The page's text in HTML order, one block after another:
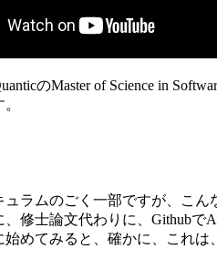
のMaster of Science in
ュラムのごく一部ですが、こ
、修士論文代わりに、Github
めてみると、確かに、これは